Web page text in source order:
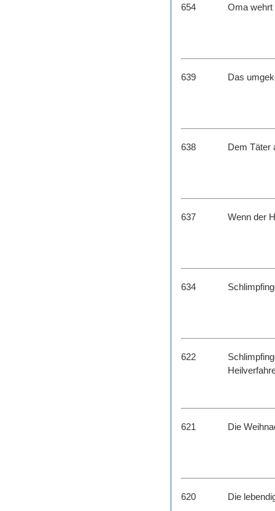
654 Oma wehrt
639 Das
638 Dem Täter
637 Wenn der
634
622
621 Die
620 Die